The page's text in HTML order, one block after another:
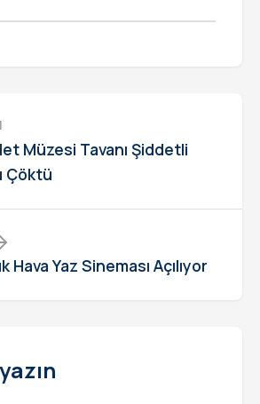
Müzesi Tavanı Şiddetli
Çöktü
Hava Yaz Sineması Açılıyor